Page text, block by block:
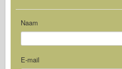
Naam
E-mail